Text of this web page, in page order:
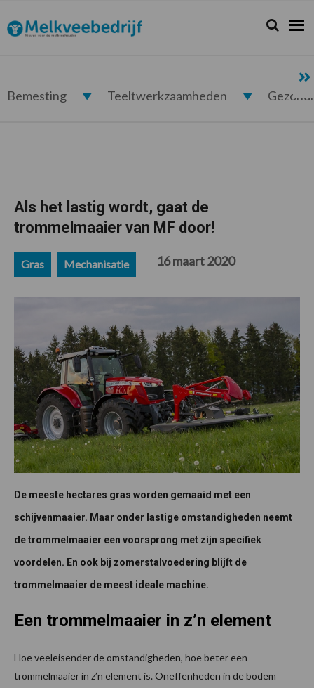
de
hoofdnavigatie
de
hoofd
de
eerste
de
voettekst
Melkveebedrijf.nl Zoeken...
Zoek
Bemesting Teeltwerkzaamheden
Als het lastig wordt, gaat de
trommelmaaier van MF door!
Gras Mechanisatie 16 maart 2020
De meeste hectares gras worden gemaaid met een
schijvenmaaier. Maar onder lastige omstandigheden neemt
de trommelmaaier een voorsprong met zijn specifiek
voordelen. En ook bij zomerstalvoedering blijft de
trommelmaaier de meest ideale machine.
Een trommelmaaier in z’n element
Hoe veeleisender de omstandigheden, hoe beter een
trommelmaaier in z’n element is. Oneffenheden in de bodem